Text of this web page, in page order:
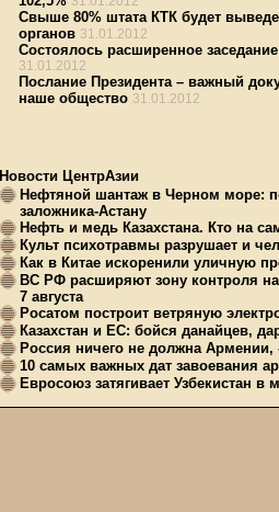
Свыше 80% штата КТК будет
органов 31.01.2012
Состоялось расширенное
31.01.2012
Послание Президента – важный
наше общество 31.01.2012
Новости ЦентрАзии
Нефтяной шантаж в Черном море:
заложника-Астану
Нефть и медь Казахстана. Кто на
Культ психотравмы разрушает и
Как в Китае искоренили уличную
ВС РФ расширяют зону контроля на
7 августа
Росатом построит ветряную
Казахстан и ЕС: бойся данайцев,
Россия ничего не должна Армении,
10 самых важных дат завоевания
Евросоюз затягивает Узбекистан